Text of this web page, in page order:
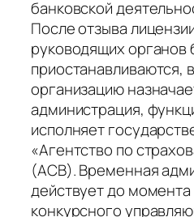
банковской
После отзыва
руководящих органов
приостанавливаются,
организацию
администрация,
исполняет
«Агентство по
(АСВ). Временная
действует до
конкурсного